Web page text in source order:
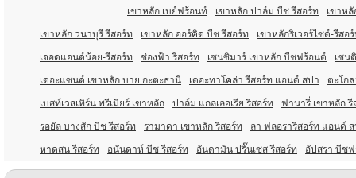
เขาหลัก เบย์ฟร้อนท์ เขาหลัก ปาล์ม บีช รีสอร์ท เขาห
เขาหลัก วนาบุรี รีสอร์ท เขาหลัก ออร์คิด บีช รีสอร์ท เขาหลักริเวอร์ไซด์-รีส
เจอดแอนด์น้อย-รีสอร์ท ช่องฟ้า รีสอร์ท เซนซิมาร์ เขาหลัก บีชฟร้อนต์ เซน
เดอะแซนด์ เขาหลัก บาย กะตะธานี เดอะทาโคล่า รีสอร์ท แอนด์ สปา ตะโก
เบสท์เวสเทิร์น พรีเมียร์ เขาหลัก ปาล์ม แกลเลอเรีย รีสอร์ท ฟานารี่ เขาหลัก รี
รอยัล บางสัก บีช รีสอร์ท รามาดา เขาหลัก รีสอร์ท ลา ฟลอรารีสอร์ท แอนด์
หาดสน รีสอร์ท อนันดาห์ บีช รีสอร์ท อันดามัน ปริ๊นเซส รีสอร์ท อัปสรา บีช